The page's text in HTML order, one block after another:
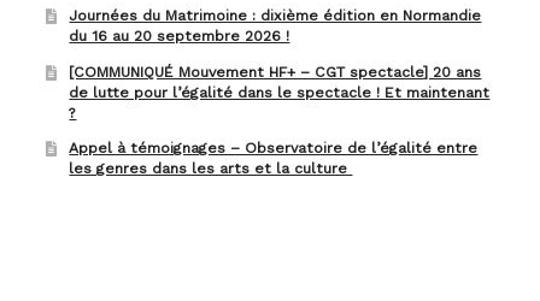
Journées du Matrimoine : dixième édition en Normandie
du 16 au 20 septembre 2026 !
[COMMUNIQUÉ Mouvement HF+ – CGT spectacle] 20 ans
de lutte pour l’égalité dans le spectacle ! Et maintenant
?
Appel à témoignages – Observatoire de l’égalité entre
les genres dans les arts et la culture